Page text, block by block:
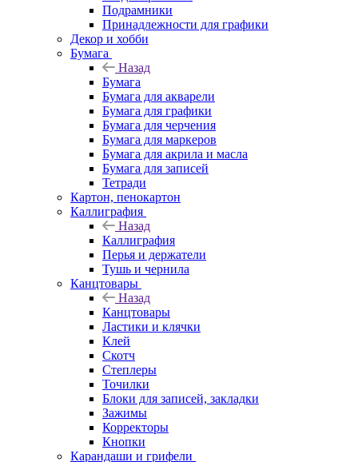
Подрамники
Принадлежности для графики
Декор и хобби
Бумага
Назад
Бумага
Бумага для акварели
Бумага для графики
Бумага для черчения
Бумага для маркеров
Бумага для акрила и масла
Бумага для записей
Тетради
Картон, пенокартон
Каллиграфия
Назад
Каллиграфия
Перья и держатели
Тушь и чернила
Канцтовары
Назад
Канцтовары
Ластики и клячки
Клей
Скотч
Степлеры
Точилки
Блоки для записей, закладки
Зажимы
Корректоры
Кнопки
Карандаши и грифели